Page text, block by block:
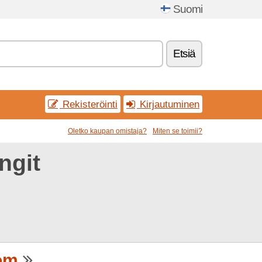
Suomi
Etsiä
Rekisteröinti Kirjautuminen
Oletko kaupan omistaja? Miten se toimii?